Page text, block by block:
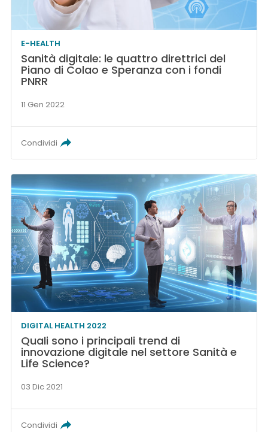
E-HEALTH
Sanità digitale: le quattro direttrici del
Piano di Colao e Speranza con i fondi
PNRR
11 Gen 2022
Condividi
DIGITAL HEALTH 2022
Quali sono i principali trend di
innovazione digitale nel settore Sanità e
Life Science?
03 Dic 2021
Condividi